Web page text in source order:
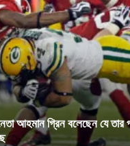
আহমান গ্রিন বলেছেন যে তার